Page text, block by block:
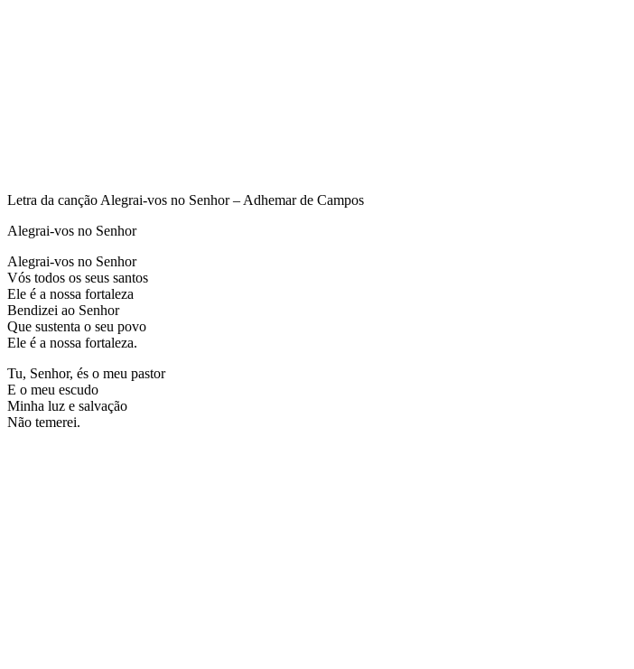
Letra da canção Alegrai-vos no Senhor – Adhemar de Campos
Alegrai-vos no Senhor
Alegrai-vos no Senhor
Vós todos os seus santos
Ele é a nossa fortaleza
Bendizei ao Senhor
Que sustenta o seu povo
Ele é a nossa fortaleza.
Tu, Senhor, és o meu pastor
E o meu escudo
Minha luz e salvação
Não temerei.